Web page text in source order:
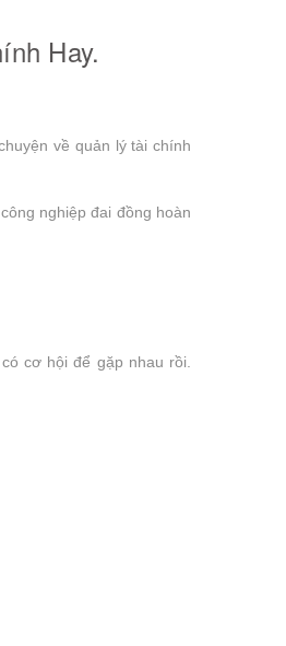
Hay.
về quản lý tài chính
nghiệp đai đồng hoàn
cơ hội để gặp nhau rồi.